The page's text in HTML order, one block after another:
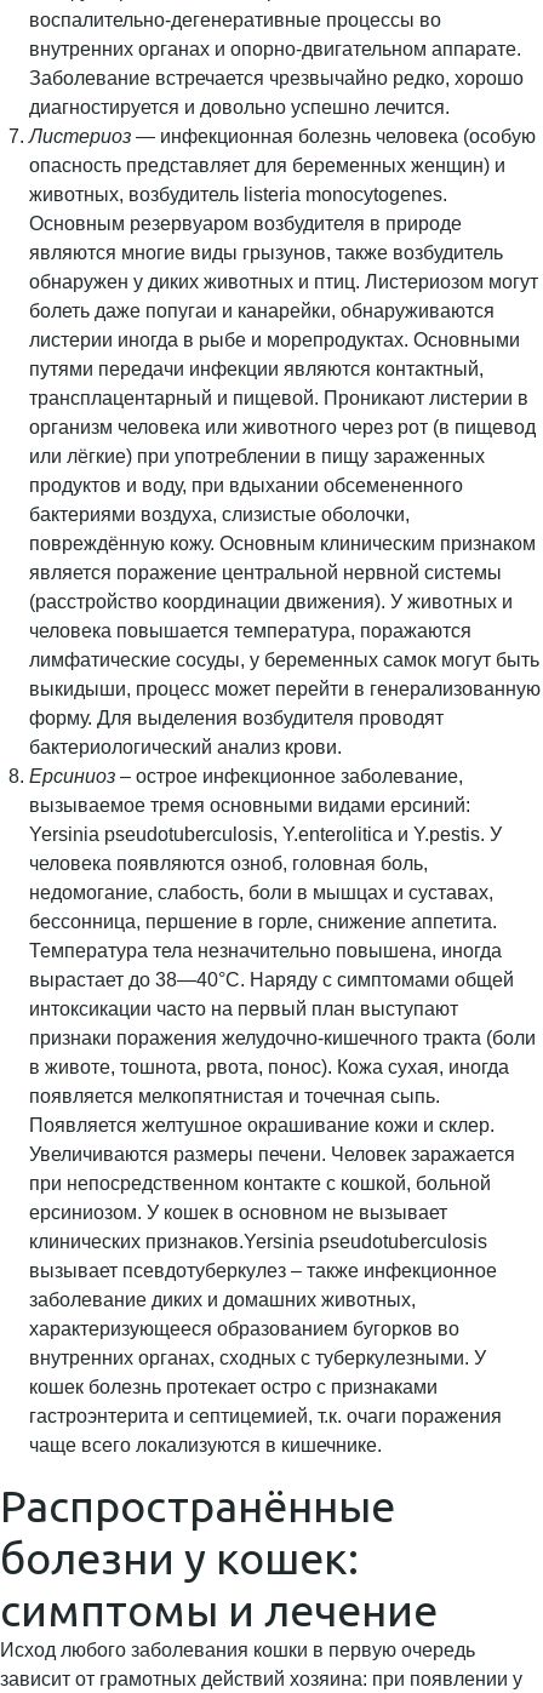
воспалительно-дегенеративные процессы во
внутренних органах и опорно-двигательном аппарате.
Заболевание встречается чрезвычайно редко, хорошо
диагностируется и довольно успешно лечится.
Листериоз — инфекционная болезнь человека (особую
опасность представляет для беременных женщин) и
животных, возбудитель listeria monocytogenes.
Основным резервуаром возбудителя в природе
являются многие виды грызунов, также возбудитель
обнаружен у диких животных и птиц. Листериозом могут
болеть даже попугаи и канарейки, обнаруживаются
листерии иногда в рыбе и морепродуктах. Основными
путями передачи инфекции являются контактный,
трансплацентарный и пищевой. Проникают листерии в
организм человека или животного через рот (в пищевод
или лёгкие) при употреблении в пищу зараженных
продуктов и воду, при вдыхании обсемененного
бактериями воздуха, слизистые оболочки,
повреждённую кожу. Основным клиническим признаком
является поражение центральной нервной системы
(расстройство координации движения). У животных и
человека повышается температура, поражаются
лимфатические сосуды, у беременных самок могут быть
выкидыши, процесс может перейти в генерализованную
форму. Для выделения возбудителя проводят
бактериологический анализ крови.
Ерсиниоз – острое инфекционное заболевание,
вызываемое тремя основными видами ерсиний:
Yersinia pseudotuberculosis, Y.enterolitica и Y.pestis. У
человека появляются озноб, головная боль,
недомогание, слабость, боли в мышцах и суставах,
бессонница, першение в горле, снижение аппетита.
Температура тела незначительно повышена, иногда
вырастает до 38—40°С. Наряду с симптомами общей
интоксикации часто на первый план выступают
признаки поражения желудочно-кишечного тракта (боли
в животе, тошнота, рвота, понос). Кожа сухая, иногда
появляется мелкопятнистая и точечная сыпь.
Появляется желтушное окрашивание кожи и склер.
Увеличиваются размеры печени. Человек заражается
при непосредственном контакте с кошкой, больной
ерсиниозом. У кошек в основном не вызывает
клинических признаков.Yersinia pseudotuberculosis
вызывает псевдотуберкулез – также инфекционное
заболевание диких и домашних животных,
характеризующееся образованием бугорков во
внутренних органах, сходных с туберкулезными. У
кошек болезнь протекает остро с признаками
гастроэнтерита и септицемией, т.к. очаги поражения
чаще всего локализуются в кишечнике.
Распространённые
болезни у кошек:
симптомы и лечение
Исход любого заболевания кошки в первую очередь
зависит от грамотных действий хозяина: при появлении у